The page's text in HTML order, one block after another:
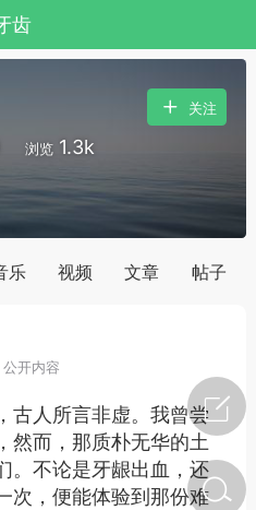
齿
浏览 1.3k
关注
乐 视频 文章 帖子
公开内容
古人所言非虚。我曾尝
然而，那质朴无华的土
。不论是牙龈出血，还
次，便能体验到那份难